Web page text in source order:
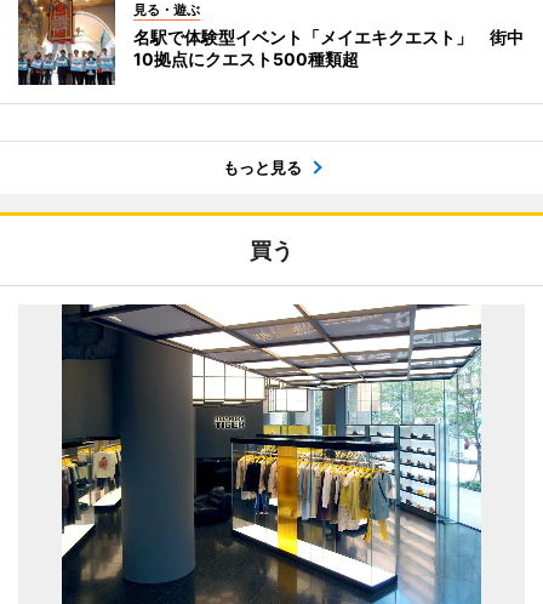
見る・遊ぶ
名駅で体験型イベント「メイエキクエスト」 街中
10拠点にクエスト500種類超
もっと見る
買う